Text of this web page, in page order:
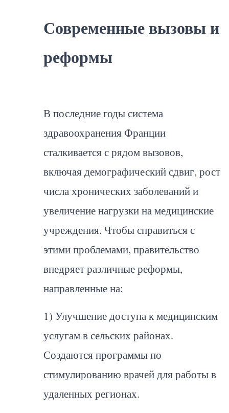
Современные вызовы и
реформы
В последние годы система
здравоохранения Франции
сталкивается с рядом вызовов,
включая демографический сдвиг, рост
числа хронических заболеваний и
увеличение нагрузки на медицинские
учреждения. Чтобы справиться с
этими проблемами, правительство
внедряет различные реформы,
направленные на:
1) Улучшение доступа к медицинским
услугам в сельских районах.
Создаются программы по
стимулированию врачей для работы в
удаленных регионах.